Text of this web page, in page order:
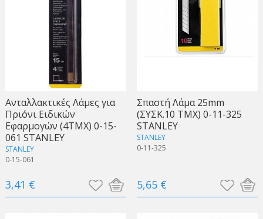
Ανταλλακτικές Λάμες για
Πριόνι Ειδικών
Εφαρμογών (4TMX) 0-15-
061 STANLEY
STANLEY
0-15-061
3,41 €
Σπαστή Λάμα 25mm
(ΣΥΣΚ.10 ΤΜΧ) 0-11-325
STANLEY
STANLEY
0-11-325
5,65 €